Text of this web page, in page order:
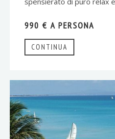
990 € A PERSONA
CONTINUA